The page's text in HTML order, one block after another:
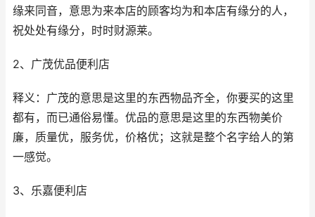
缘来同音，意思为来本店的顾客均为和本店有缘分的人，
祝处处有缘分，时时财源莱。
2、广茂优品便利店
释义：广茂的意思是这里的东西物品齐全，你要买的这里
都有，而已通俗易懂。优品的意思是这里的东西物美价
廉，质量优，服务优，价格优；这就是整个名字给人的第
一感觉。
3、乐嘉便利店